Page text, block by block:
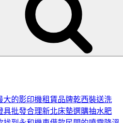
的影印機租賃品牌乾西裝送洗
批發合理新北床墊選購抽水肥